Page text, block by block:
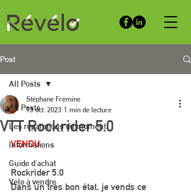
Post
All Posts
Les réparations du moment
Informations
Guide d'achat
Vélo à vendre
All Posts
VTT Rockrider 5.0
Stéphane Frémine
13 oct. 2023 1 min de lecture
VENDU
Rockrider 5.0
Dans un trés bon état, je vends ce